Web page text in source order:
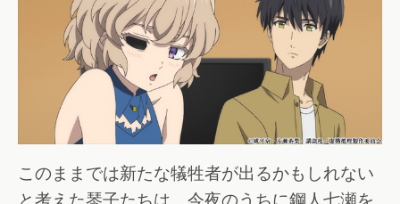
このままでは新たな犠牲者が出るかもしれない